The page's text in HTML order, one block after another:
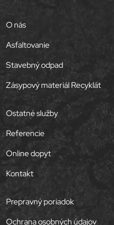
O nás
Asfaltovanie
Stavebný odpad
Zásypový materiál Recyklát
Ostatné služby
Referencie
Online dopyt
Kontakt
Prepravný poriadok
Ochrana osobných údajov